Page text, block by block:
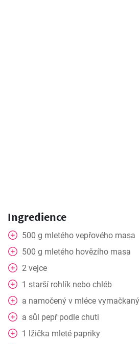
Ingredience
500 g mletého vepřového masa
500 g mletého hovězího masa
2 vejce
1 starší rohlík nebo chléb
a namočený v mléce vymačkaný
a sůl pepř podle chuti
1 lžička mleté papriky